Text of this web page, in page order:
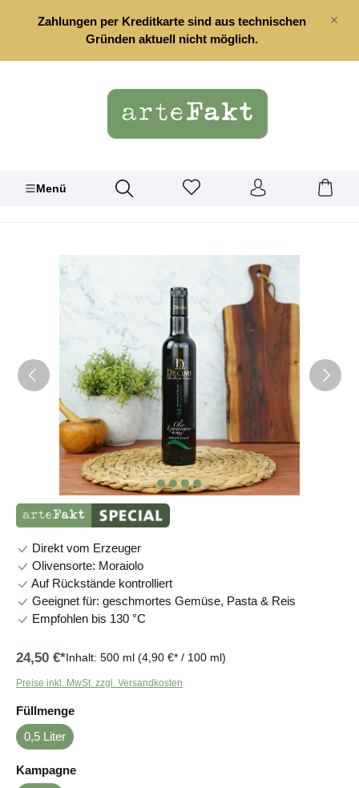
springen
Zahlungen per Kreditkarte sind aus technischen
Gründen aktuell nicht möglich.
Menü
Direkt vom Erzeuger
Olivensorte: Moraiolo
Auf Rückstände kontrolliert
Geeignet für: geschmortes Gemüse, Pasta & Reis
Empfohlen bis 130 °C
24,50 €*Inhalt: 500 ml (4,90 €* / 100 ml)
Preise inkl. MwSt. zzgl. Versandkosten
Füllmengeauswählen
0,5 Liter
Kampagneauswählen